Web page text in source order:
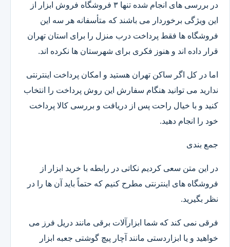
در بررسی های انجام شده تنها ۳ فروشگاه فروش ابزار از
این ویژگی برخوردار می باشند که متأسفانه هر سه این
فروشگاه ها فقط پرداخت درب منزل را برای استان تهران
قرار داده اند و هنوز فکری برای شهرستان ها نکرده اند.
اما در کل اگر ساکن تهران هستید و امکان پرداخت اینترنتی
ندارید می توانید هنگام سفارش این روش پرداخت را انتخاب
کنید و با خیال راحت پس از دریافت و بررسی کالا پرداخت
خود را انجام دهید.
جمع بندی
در این متن سعی کردیم نکاتی در رابطه با خرید ابزار از
فروشگاه های اینترنتی مطرح کنیم که حتماً باید آن ها را در
نظر بگیرید.
فرقی نمی کند که شما ابزارآلات برقی مانند دریل فرز می
خواهید و یا ابزاردستی مانند آچار پیچ گوشتی جعبه ابزار